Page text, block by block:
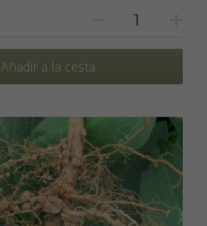
Añadir a la cesta